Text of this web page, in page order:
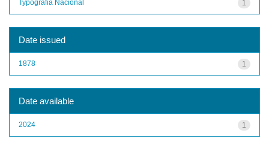
1
Typografia Nacional
Date issued
1
1878
Date available
1
2024